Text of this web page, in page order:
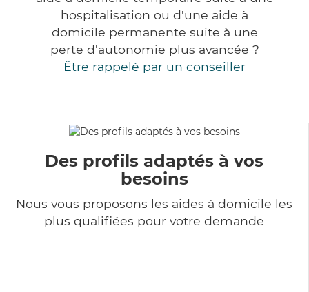
hospitalisation ou d'une aide à
domicile permanente suite à une
perte d'autonomie plus avancée ?
Être rappelé par un conseiller
Des profils adaptés à vos
besoins
Nous vous proposons les aides à domicile les
plus qualifiées pour votre demande